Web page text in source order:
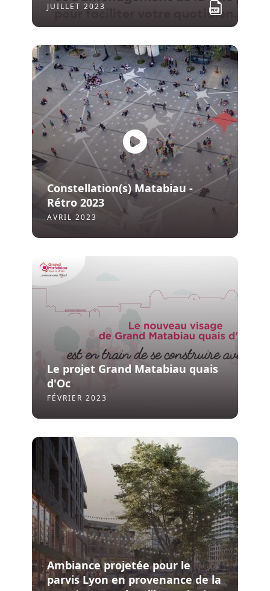
JUILLET 2023
Constellation(s) Matabiau -
Rétro 2023
AVRIL 2023
Le projet Grand Matabiau quais
d'Oc
FÉVRIER 2023
Ambiance projetée pour le
parvis Lyon en provenance de la